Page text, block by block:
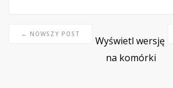
← NOWSZY POST
Wyświetl wersję
na komórki